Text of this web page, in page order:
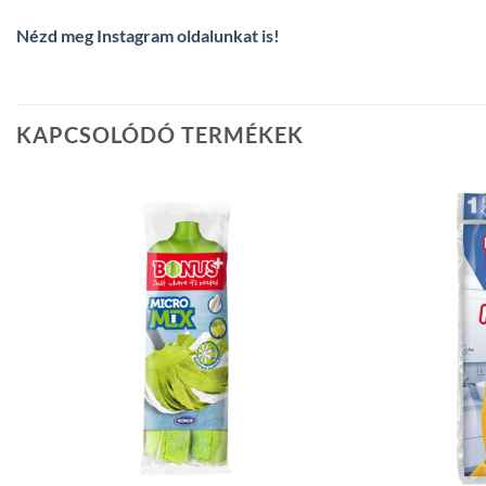
Nézd meg Instagram oldalunkat is!
KAPCSOLÓDÓ TERMÉKEK